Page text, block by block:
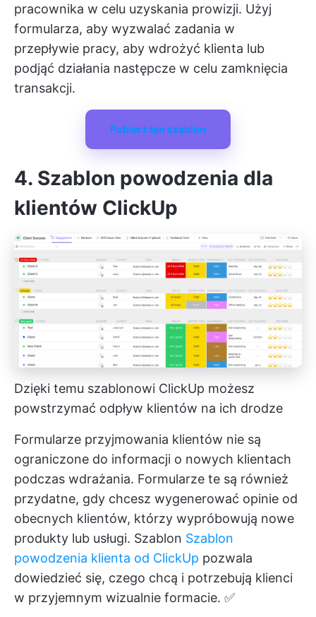
pracownika w celu uzyskania prowizji. Użyj
formularza, aby wyzwalać zadania w
przepływie pracy, aby wdrożyć klienta lub
podjąć działania następcze w celu zamknięcia
transakcji.
Pobierz ten szablon
4. Szablon powodzenia dla
klientów ClickUp
Dzięki temu szablonowi ClickUp możesz
powstrzymać odpływ klientów na ich drodze
Formularze przyjmowania klientów nie są
ograniczone do informacji o nowych klientach
podczas wdrażania. Formularze te są również
przydatne, gdy chcesz wygenerować opinie od
obecnych klientów, którzy wypróbowują nowe
produkty lub usługi. Szablon Szablon
powodzenia klienta od ClickUp pozwala
dowiedzieć się, czego chcą i potrzebują klienci
w przyjemnym wizualnie formacie. ✅